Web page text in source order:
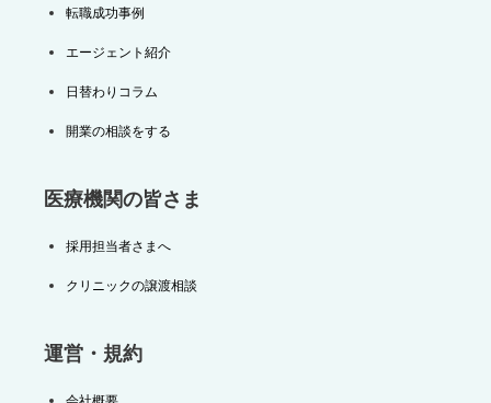
転職成功事例
エージェント紹介
日替わりコラム
開業の相談をする
医療機関の皆さま
採用担当者さまへ
クリニックの譲渡相談
運営・規約